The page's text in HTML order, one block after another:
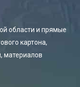
области и прямые
картона,
материалов